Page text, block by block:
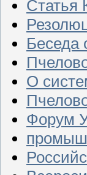
Статья
Беседа
О
Форум